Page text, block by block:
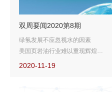
双周要闻2020第8期
绿氢发展不应忽视水的因素
美国页岩油行业难以重现辉煌
特斯拉为英国家庭提供虚拟电厂方案
2020-11-19